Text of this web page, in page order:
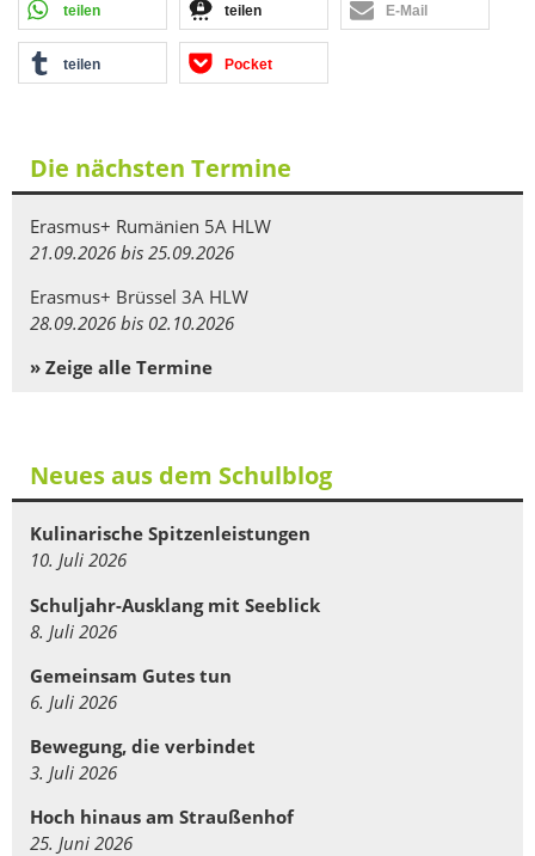
teilen teilen E-Mail
teilen Pocket
Die nächsten Termine
Erasmus+ Rumänien 5A HLW
21.09.2026 bis 25.09.2026
Erasmus+ Brüssel 3A HLW
28.09.2026 bis 02.10.2026
» Zeige alle Termine
Neues aus dem Schulblog
Kulinarische Spitzenleistungen
10. Juli 2026
Schuljahr-Ausklang mit Seeblick
8. Juli 2026
Gemeinsam Gutes tun
6. Juli 2026
Bewegung, die verbindet
3. Juli 2026
Hoch hinaus am Straußenhof
25. Juni 2026